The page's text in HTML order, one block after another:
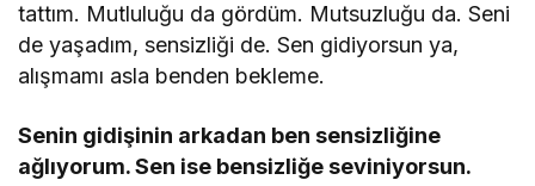
tattım. Mutluluğu da gördüm. Mutsuzluğu da. Seni
de yaşadım, sensizliği de. Sen gidiyorsun ya,
alışmamı asla benden bekleme.
Senin gidişinin arkadan ben sensizliğine
ağlıyorum. Sen ise bensizliğe seviniyorsun.